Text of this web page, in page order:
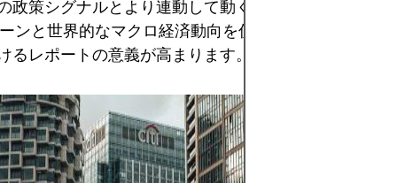
政策シグナルとより連動して動く可能性があります
ンと世界的なマクロ経済動向を併せて分析すること
るレポートの意義が高まります。